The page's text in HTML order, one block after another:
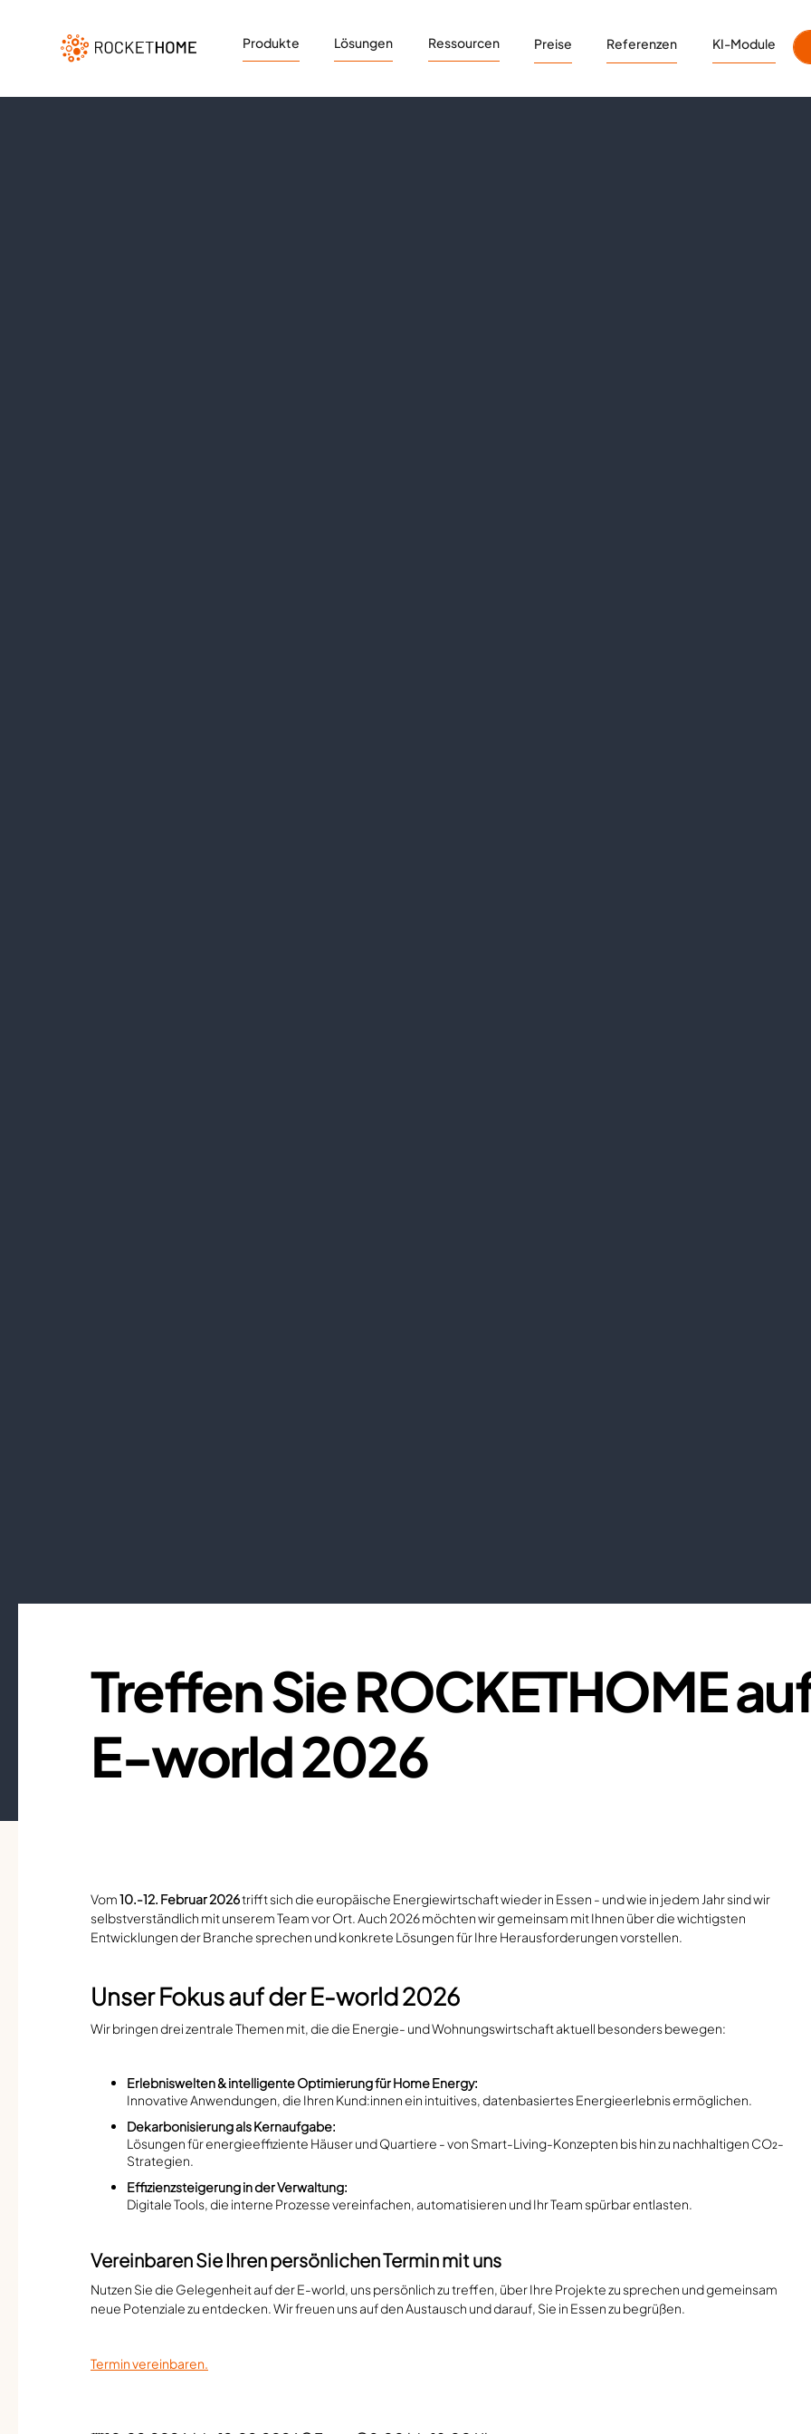
Produkte Lösungen Ressourcen Preise Referenzen KI-Module
Treffen Sie ROCKETHOME
E-world 2026
Vom10.-12. Februar 2026trifft sich die europäische Energiewirtschaft wieder in Essen - und wie in jedem Jahr sind wir
selbstverständlich mit unserem Team vor Ort. Auch 2026 möchten wir gemeinsam mit Ihnen über die wichtigsten
Entwicklungen der Branche sprechen und konkrete Lösungen für Ihre Herausforderungen vorstellen.
Unser Fokus auf der E-world 2026
Wir bringen drei zentrale Themen mit, die die Energie- und Wohnungswirtschaft aktuell besonders bewegen:
Erlebniswelten & intelligente Optimierung für Home Energy:
Innovative Anwendungen, die Ihren Kund:innen ein intuitives, datenbasiertes Energieerlebnis ermöglichen.
Dekarbonisierung als Kernaufgabe:
Lösungen für energieeffiziente Häuser und Quartiere - von Smart-Living-Konzepten bis hin zu nachhaltigen CO₂-
Strategien.
Effizienzsteigerung in der Verwaltung:
Digitale Tools, die interne Prozesse vereinfachen, automatisieren und Ihr Team spürbar entlasten.
Vereinbaren Sie Ihren persönlichen Termin mit uns
Nutzen Sie die Gelegenheit auf der E-world, uns persönlich zu treffen, über Ihre Projekte zu sprechen und gemeinsam
neue Potenziale zu entdecken. Wir freuen uns auf den Austausch und darauf, Sie in Essen zu begrüßen.
Termin vereinbaren.